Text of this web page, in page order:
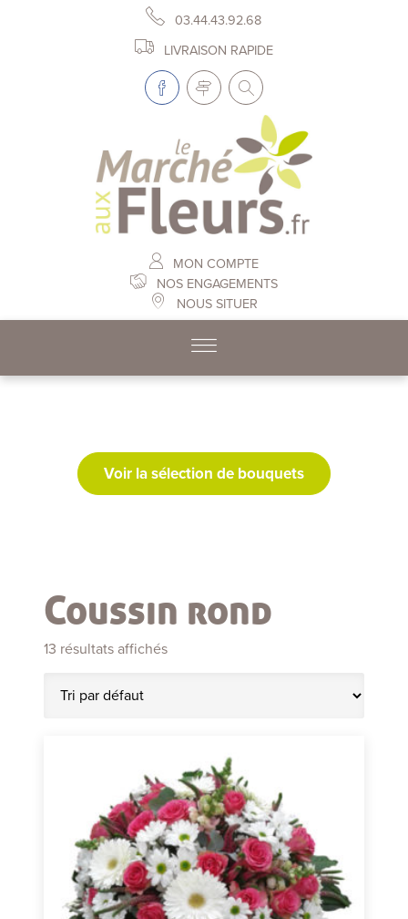
03.44.43.92.68
LIVRAISON RAPIDE
MON COMPTE
NOS ENGAGEMENTS
NOUS SITUER
Voir la sélection de bouquets
Coussin rond
13 résultats affichés